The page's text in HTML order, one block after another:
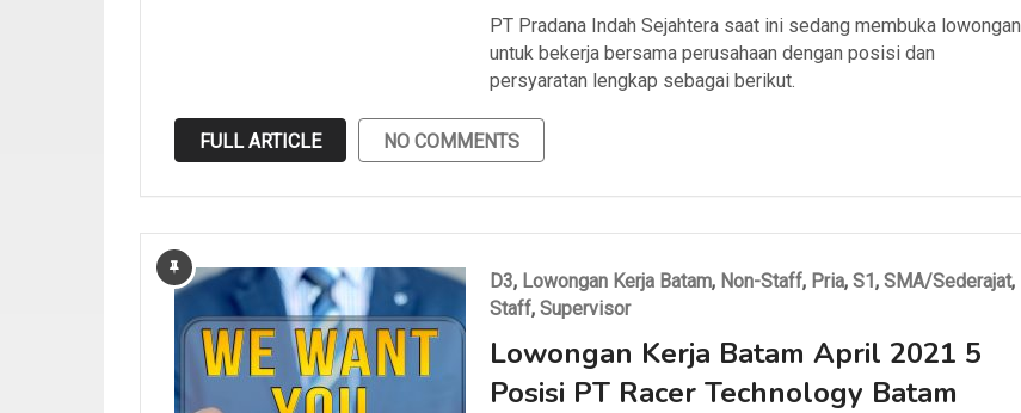
PT Pradana Indah Sejahtera saat ini sedang membuka lowongan
untuk bekerja bersama perusahaan dengan posisi dan
persyaratan lengkap sebagai berikut.
FULL ARTICLE NO COMMENTS
D3, Lowongan Kerja Batam, Non-Staff, Pria, S1, SMA/Sederajat,
Staff, Supervisor
Lowongan Kerja Batam April 2021 5
Posisi PT Racer Technology Batam